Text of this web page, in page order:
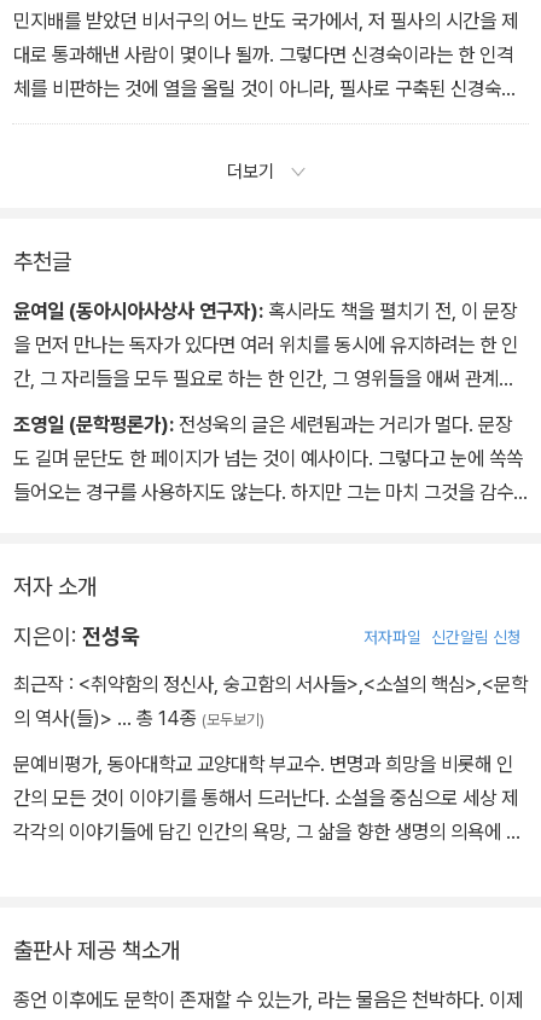
민지배를 받았던 비서구의 어느 반도 국가에서, 저 필사의 시간을 제
대로 통과해낸 사람이 몇이나 될까. 그렇다면 신경숙이라는 한 인격
체를 비판하는 것에 열을 올릴 것이 아니라, 필사로 구축된 신경숙이
라는 주체성에 대하여 사유하는 일이 우선이다.
더보기
추천글
윤여일 (동아시아사상사 연구자): 혹시라도 책을 펼치기 전, 이 문장
을 먼저 만나는 독자가 있다면 여러 위치를 동시에 유지하려는 한 인
간, 그 자리들을 모두 필요로 하는 한 인간, 그 영위들을 애써 관계지
으려는 한 인간에게 문학비평은 무엇으로 어떻게 존재하는지 그 자는
비평의 손을 어디까지 뻗고 깊숙이 넣는지, 비평의 말은 얼마나 중층
적이고 생생한지, 비평의 관계는 상대를 어떻게 두텁게 하고 펼쳐내
조영일 (문학평론가): 전성욱의 글은 세련됨과는 거리가 멀다. 문장
도 길며 문단도 한 페이지가 넘는 것이 예사이다. 그렇다고 눈에 쏙쏙
들어오는 경구를 사용하지도 않는다. 하지만 그는 마치 그것을 감수
너무 뜨거운 나머지 손이 델 정도이다. 언제부터인가 한국의 비평은
동시대의 이해관계를 대변하는 존재가 되었다. 이 점에서 전성욱의
래 ‘반시대적 고찰’로서만 비로소 존재하는 것이 아닐까. 그가 신경숙,
마광수, 장정일, 조남주 등을 호명하여 다룰 때 놀라게 되는 것은 이토
록 자신의 감각에 철저한 비평가가 여전히 존재하고 있다는 사실이
다.
저자 소개
지은이: 전성욱 저자파일 신간알림 신청
최근작 : <취약함의 정신사, 숭고함의 서사들>,<소설의 핵심>,<문학
의 역사(들)> … 총 14종 (모두보기)
문예비평가, 동아대학교 교양대학 부교수. 변명과 희망을 비롯해 인
간의 모든 것이 이야기를 통해서 드러난다. 소설을 중심으로 세상 제
각각의 이야기들에 담긴 인간의 욕망, 그 삶을 향한 생명의 의욕에 대
사(들) ― 소설의 윤리와 변신 가능한 인간의 길』(2017), 『남은 자들
의 말 ― 오월 광주의 순수한 현시, 그 무릅씀에 대하여』(2017), 『현
출판사 제공 책소개
종언 이후에도 문학이 존재할 수 있는가, 라는 물음은 천박하다. 이제